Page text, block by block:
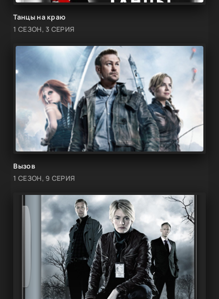
Танцы на краю
1 СЕЗОН, 3 СЕРИЯ
Вызов
1 СЕЗОН, 9 СЕРИЯ